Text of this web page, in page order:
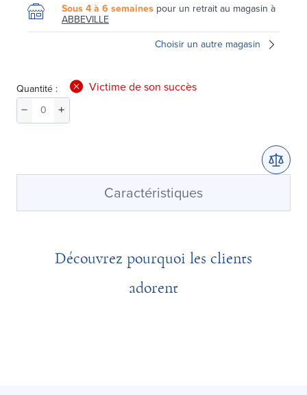
Sous 4 à 6 semaines pour un retrait au magasin à
ABBEVILLE
Choisir un autre magasin
Quantité : Victime de son succès
Caractéristiques
Découvrez pourquoi les clients
adorent